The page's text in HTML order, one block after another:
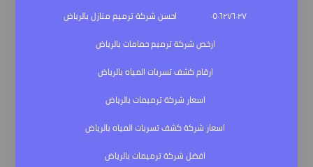
٠٥٠٦٢٧٦٠٢٧
احسن شركة ترميم منازل بالرياض
ارخص شركة ترميم حمامات بالرياض
ارقام كشف تسربات المياه بالرياض
اسعار شركة ترميمات بالرياض
اسعار شركة كشف تسربات المياه بالرياض
افضل شركة ترميمات بالرياض